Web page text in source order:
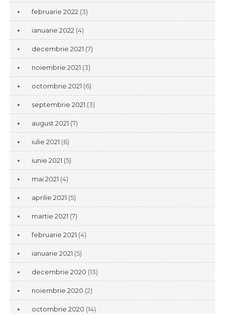
februarie 2022 (3)
ianuarie 2022 (4)
decembrie 2021 (7)
noiembrie 2021 (3)
octombrie 2021 (6)
septembrie 2021 (3)
august 2021 (7)
iulie 2021 (6)
iunie 2021 (5)
mai 2021 (4)
aprilie 2021 (5)
martie 2021 (7)
februarie 2021 (4)
ianuarie 2021 (5)
decembrie 2020 (13)
noiembrie 2020 (2)
octombrie 2020 (14)